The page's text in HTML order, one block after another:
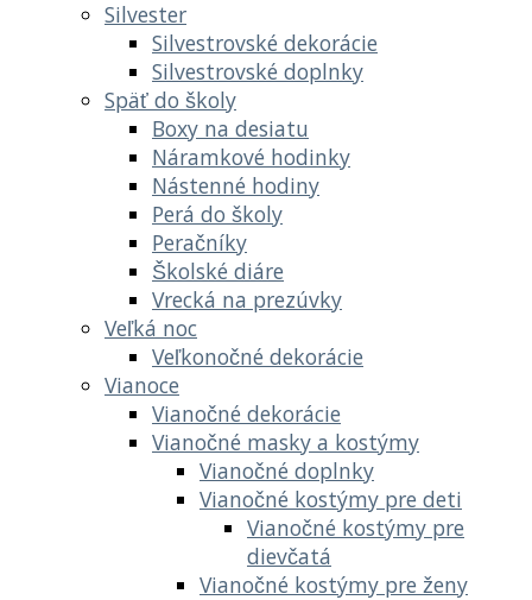
Silvester
Silvestrovské dekorácie
Silvestrovské doplnky
Späť do školy
Boxy na desiatu
Náramkové hodinky
Nástenné hodiny
Perá do školy
Peračníky
Školské diáre
Vrecká na prezúvky
Veľká noc
Veľkonočné dekorácie
Vianoce
Vianočné dekorácie
Vianočné masky a kostýmy
Vianočné doplnky
Vianočné kostýmy pre deti
Vianočné kostýmy pre
dievčatá
Vianočné kostýmy pre ženy